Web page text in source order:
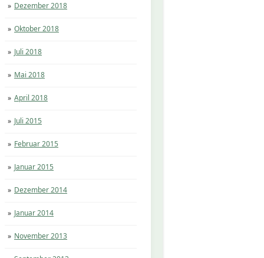
Dezember 2018
Oktober 2018
Juli 2018
Mai 2018
April 2018
Juli 2015
Februar 2015
Januar 2015
Dezember 2014
Januar 2014
November 2013